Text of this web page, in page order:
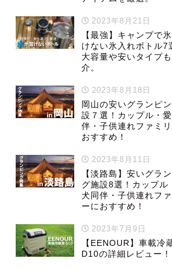
2023年8月21日
【最強】キャンプで
けない氷入れボトル7
大容量や安いタイプ
介。
2023年8月18日
岡山の安いグランピ
設７選！カップル・愛
伴・子供連れファミ
おすすめ！
2023年8月11日
【淡路島】安いグラ
グ施設8選！カップル
犬同伴・子供連れファ
ーにおすすめ！
2023年7月9日
【EENOUR】車載冷
D10の詳細レビュー！